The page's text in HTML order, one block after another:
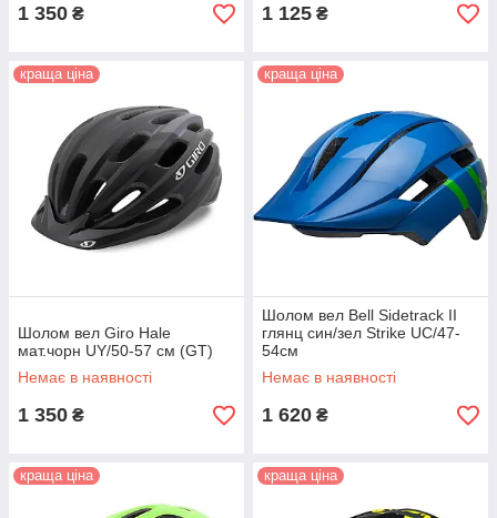
1 350 ₴ 1 125 ₴
краща ціна
Шолом вел Giro Hale
мат.чорн UY/50-57 см (GT)
Немає в наявності
1 350 ₴
краща ціна
Шолом вел Bell Sidetrack II
глянц син/зел Strike UC/47-
54см
Немає в наявності
1 620 ₴
краща ціна краща ціна